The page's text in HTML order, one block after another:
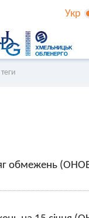
Укр
обмежень